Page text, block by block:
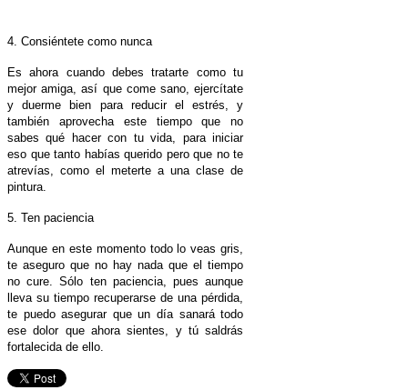
4. Consiéntete como nunca
Es ahora cuando debes tratarte como tu
mejor amiga, así que come sano, ejercítate
y duerme bien para reducir el estrés, y
también aprovecha este tiempo que no
sabes qué hacer con tu vida, para iniciar
eso que tanto habías querido pero que no te
atrevías, como el meterte a una clase de
pintura.
5. Ten paciencia
Aunque en este momento todo lo veas gris,
te aseguro que no hay nada que el tiempo
no cure. Sólo ten paciencia, pues aunque
lleva su tiempo recuperarse de una pérdida,
te puedo asegurar que un día sanará todo
ese dolor que ahora sientes, y tú saldrás
fortalecida de ello.